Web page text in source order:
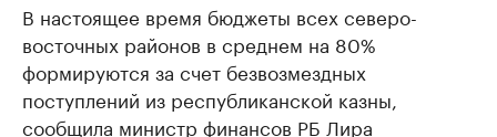
В настоящее время бюджеты всех северо-
восточных районов в среднем на 80%
формируются за счет безвозмездных
поступлений из республиканской казны,
сообщила министр финансов РБ Лира